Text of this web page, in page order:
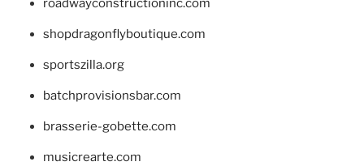
roadwayconstructioninc.com
shopdragonflyboutique.com
sportszilla.org
batchprovisionsbar.com
brasserie-gobette.com
musicrearte.com